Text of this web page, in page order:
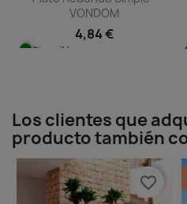
VONDOM
4,84 €
Disponible
Los clientes que
producto también
favorite_border